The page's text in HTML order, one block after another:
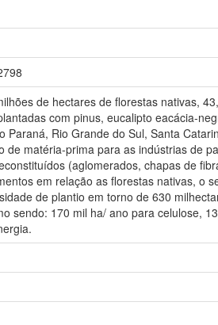
de hectares de florestas nativas,
com pinus, eucalipto eacácia-
Rio Grande do Sul, Santa
matéria-prima para as indústrias de
(aglomerados, chapas de
em relação as florestas nativas, o
de plantio em torno de 630
sendo: 170 mil ha/ ano para celulose,